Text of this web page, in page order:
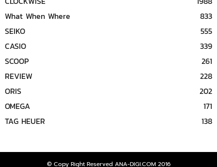
What When Where
833
SEIKO
555
CASIO
339
SCOOP
261
REVIEW
228
ORIS
202
OMEGA
171
TAG HEUER
138
© Copy Right Reserved ANA-DIGI.COM 2016